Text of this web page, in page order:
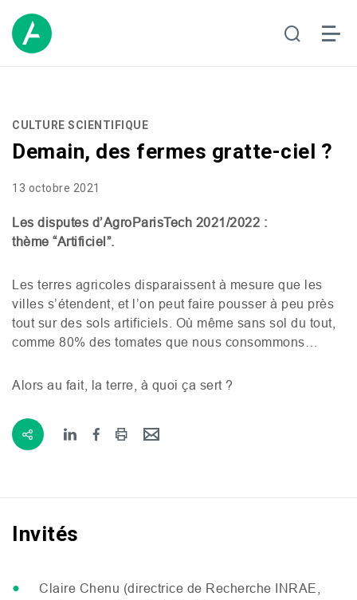
CULTURE SCIENTIFIQUE
Demain, des fermes gratte-ciel ?
13 octobre 2021
Les disputes d’AgroParisTech 2021/2022 :
thème “Artificiel”.
Les terres agricoles disparaissent à mesure que les
villes s’étendent, et l’on peut faire pousser à peu près
tout sur des sols artificiels. Où même sans sol du tout,
comme 80% des tomates que nous consommons…
Alors au fait, la terre, à quoi ça sert ?
Invités
Claire Chenu (directrice de Recherche INRAE